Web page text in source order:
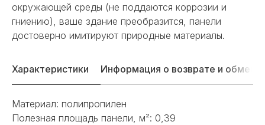
окружающей среды (не поддаются коррозии и
гниению), ваше здание преобразится, панели
достоверно имитируют природные материалы.
Характеристики Информация о возврате и обмене
Материал: полипропилен
Полезная площадь панели, м²: 0,39